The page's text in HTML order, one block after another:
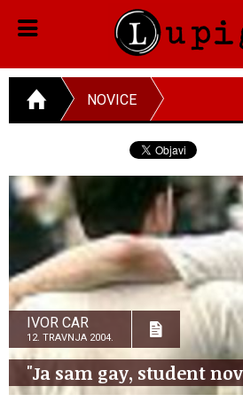
NOVICE
IVOR CAR
12. TRAVNJA 2004.
"Ja sam gay, student